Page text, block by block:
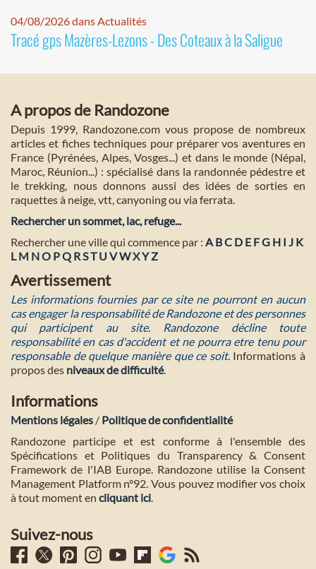
04/08/2026 dans Actualités
Tracé gps Mazères-Lezons - Des Coteaux à la Saligue
A propos de Randozone
Depuis 1999, Randozone.com vous propose de nombreux
articles et fiches techniques pour préparer vos aventures en
France (Pyrénées, Alpes, Vosges...) et dans le monde (Népal,
Maroc, Réunion...) : spécialisé dans la randonnée pédestre et
le trekking, nous donnons aussi des idées de sorties en
raquettes à neige, vtt, canyoning ou via ferrata.
Rechercher un sommet, lac, refuge...
Rechercher une ville qui commence par : A BC D E FG H I J K
L M NO PQ RST U VWXYZ
Avertissement
Les informations fournies par ce site ne pourront en aucun
cas engager la responsabilité de Randozone et des personnes
qui participent au site. Randozone décline toute
responsabilité en cas d'accident et ne pourra etre tenu pour
responsable de quelque manière que ce soit. Informations à
propos des niveaux de difficulté.
Informations
Mentions légales / Politique de confidentialité
Randozone participe et est conforme à l'ensemble des
Spécifications et Politiques du Transparency & Consent
Framework de l'IAB Europe. Randozone utilise la Consent
Management Platform n°92. Vous pouvez modifier vos choix
à tout moment en cliquant ici.
Suivez-nous